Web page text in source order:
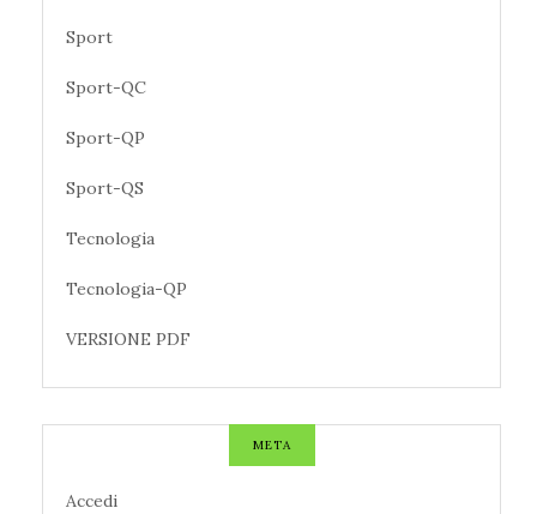
Sport
Sport-QC
Sport-QP
Sport-QS
Tecnologia
Tecnologia-QP
VERSIONE PDF
META
Accedi